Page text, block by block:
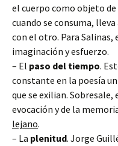
el cuerpo como objeto de
cuando se consuma,
con el otro. Para Salinas,
imaginación y esfuerzo.
– El paso del tiempo.
constante en la poesía
que se exilian.
evocación y de la
lejano.
– La plenitud. Jorge